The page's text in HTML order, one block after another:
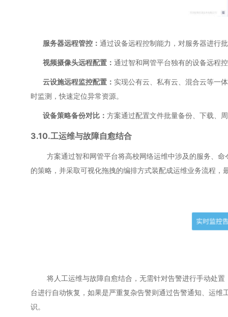
服务器远程管控： 通过设备远程控制能力，对服务器进行
视频摄像头远程配置： 通过智和网管平台独有的设备远程
云设施远程监控配置： 实现公有云、私有云、混合云等一
时监测，快速定位异常资源。
设备策略备份对比： 方案通过配置文件批量备份、下载、
3.10.工运维与故障自愈结合
方案通过智和网管平台将高校网络运维中涉及的服务、命
的策略，并采取可视化拖拽的编排方式装配成运维业务流程
将人工运维与故障自愈结合，无需针对告警进行手动处置
台进行自动恢复，如果是严重复杂告警则通过告警通知、运
识。